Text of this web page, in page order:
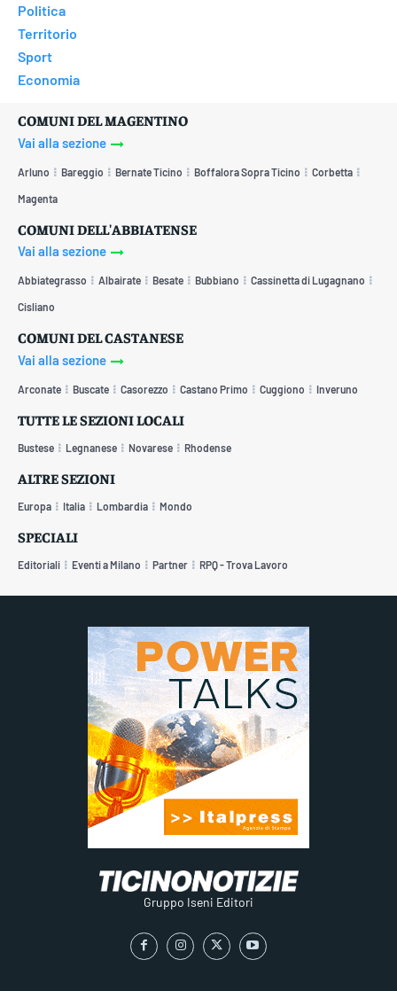
Politica
Territorio
Sport
Economia
COMUNI DEL MAGENTINO
Vai alla sezione
Arluno Bareggio Bernate Ticino Boffalora Sopra Ticino Corbetta
Magenta
COMUNI DELL'ABBIATENSE
Vai alla sezione
Abbiategrasso Albairate Besate Bubbiano Cassinetta di Lugagnano
Cisliano
COMUNI DEL CASTANESE
Vai alla sezione
Arconate Buscate Casorezzo Castano Primo Cuggiono Inveruno
TUTTE LE SEZIONI LOCALI
Bustese Legnanese Novarese Rhodense
ALTRE SEZIONI
Europa Italia Lombardia Mondo
SPECIALI
Editoriali Eventi a Milano Partner RPQ - Trova Lavoro
Gruppo Iseni Editori